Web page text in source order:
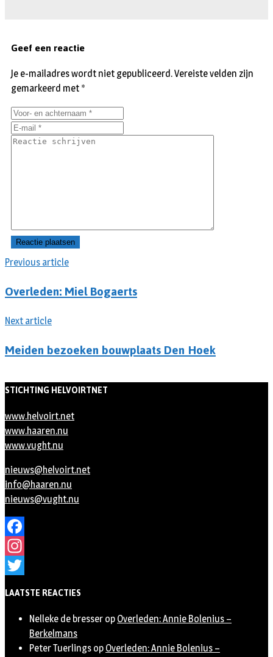
Previous article
Overleden: Miel Bogaerts
Next article
Meiden bezoeken bouwplaats Den Hoek
Geef een reactie
Je e-mailadres wordt niet gepubliceerd.Vereiste velden zijn
gemarkeerd met *
STICHTING HELVOIRTNET
www.helvoirt.net
www.haaren.nu
www.vught.nu
nieuws@helvoirt.net
info@haaren.nu
nieuws@vught.nu
Facebook
Instagram
LAATSTE REACTIES
Nelleke de bresser op Overleden: Annie Bolenius –
Berkelmans
Peter Tuerlings op Overleden: Annie Bolenius –